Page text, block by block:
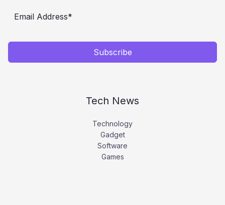
Subscribe
Tech News
Technology
Gadget
Software
Games